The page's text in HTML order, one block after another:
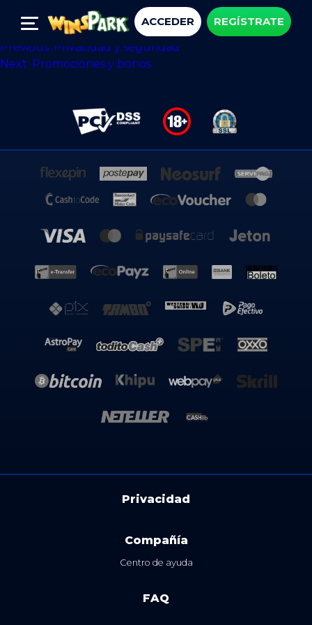
ACCEDER REGÍSTRATE
Juegos
Navegación
entradas
Previous: Privacidad y seguridad
Next: Promociones y bonos
Privacidad
Compañía
Centro de ayuda
FAQ